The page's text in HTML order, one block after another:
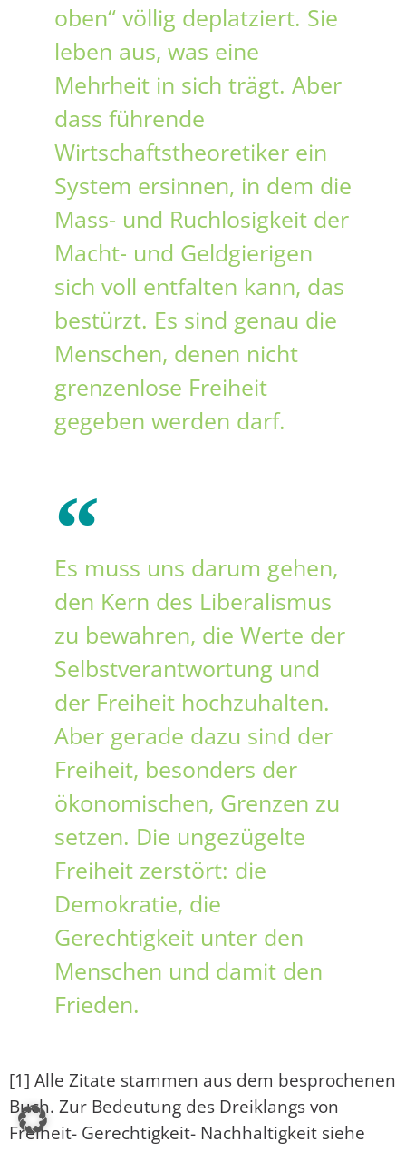
oben“ völlig deplatziert. Sie
leben aus, was eine
Mehrheit in sich trägt. Aber
dass führende
Wirtschaftstheoretiker ein
System ersinnen, in dem die
Mass- und Ruchlosigkeit der
Macht- und Geldgierigen
sich voll entfalten kann, das
bestürzt. Es sind genau die
Menschen, denen nicht
grenzenlose Freiheit
gegeben werden darf.
Es muss uns darum gehen,
den Kern des Liberalismus
zu bewahren, die Werte der
Selbstverantwortung und
der Freiheit hochzuhalten.
Aber gerade dazu sind der
Freiheit, besonders der
ökonomischen, Grenzen zu
setzen. Die ungezügelte
Freiheit zerstört: die
Demokratie, die
Gerechtigkeit unter den
Menschen und damit den
Frieden.
[1] Alle Zitate stammen aus dem besprochenen
Buch. Zur Bedeutung des Dreiklangs von
Freiheit- Gerechtigkeit- Nachhaltigkeit siehe